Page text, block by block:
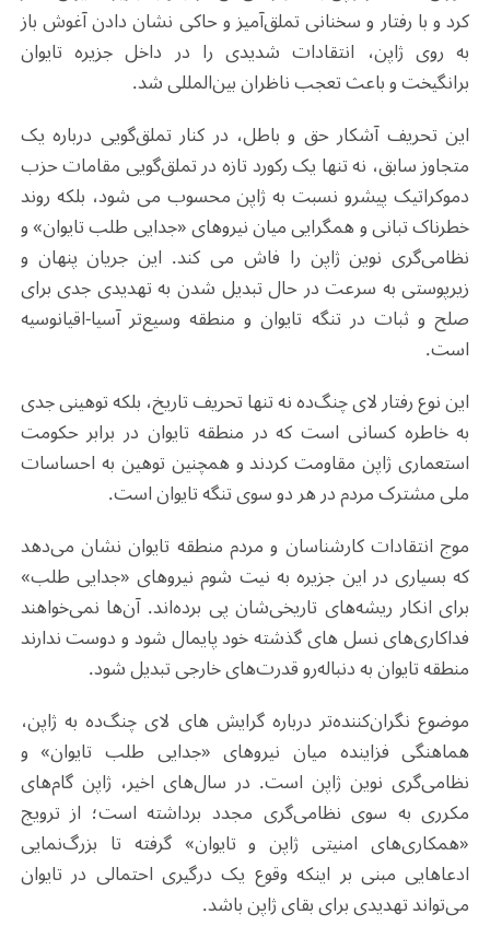
کرد و با رفتار و سخنانی تملق‌آمیز و حاکی نشان دادن آغوش باز
به روی ژاپن، انتقادات شدیدی را در داخل جزیره تایوان
برانگیخت و باعث تعجب ناظران بین‌المللی شد.
این تحریف آشکار حق و باطل، در کنار تملق‌گویی درباره یک
متجاوز سابق، نه تنها یک رکورد تازه در تملق‌گویی مقامات حزب
دموکراتیک پیشرو نسبت به ژاپن محسوب می شود، بلکه روند
خطرناک تبانی و همگرایی میان نیروهای «جدایی طلب تایوان» و
نظامی‌گری نوین ژاپن را فاش می کند. این جریان پنهان و
زیرپوستی به سرعت در حال تبدیل شدن به تهدیدی جدی برای
صلح و ثبات در تنگه تایوان و منطقه وسیع‌تر آسیا-اقیانوسیه
است.
این نوع رفتار لای چنگ‌ده نه تنها تحریف تاریخ، بلکه توهینی جدی
به خاطره کسانی است که در منطقه تایوان در برابر حکومت
استعماری ژاپن مقاومت کردند و همچنین توهین به احساسات
ملی مشترک مردم در هر دو سوی تنگه تایوان است.
موج انتقادات کارشناسان و مردم منطقه تایوان نشان می‌دهد
که بسیاری در این جزیره به نیت شوم نیروهای «جدایی ‌طلب»
برای انکار ریشه‌های تاریخی‌شان پی برده‌اند. آن‌ها نمی‌خواهند
فداکاری‌های نسل های گذشته خود پایمال شود و دوست ندارند
منطقه تایوان به دنباله‌رو قدرت‌های خارجی تبدیل شود.
موضوع نگران‌کننده‌تر درباره گرایش های لای چنگ‌ده به ژاپن،
هماهنگی فزاینده میان نیروهای «جدایی طلب تایوان» و
نظامی‌گری نوین ژاپن است. در سال‌های اخیر، ژاپن گام‌های
مکرری به سوی نظامی‌گری مجدد برداشته است؛ از ترویج
«همکاری‌های امنیتی ژاپن و تایوان» گرفته تا بزرگ‌نمایی
ادعاهایی مبنی بر اینکه وقوع یک درگیری احتمالی در تایوان
می‌تواند تهدیدی برای بقای ژاپن باشد.